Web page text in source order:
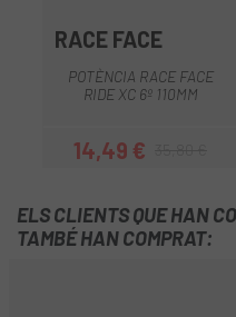
RACE FACE
POTÈNCIA RACE FACE
RIDE XC 6º 110MM
Preu
14,49 €Preu regular
ELS CLIENTS QUE HAN
TAMBÉ HAN COMPRAT: